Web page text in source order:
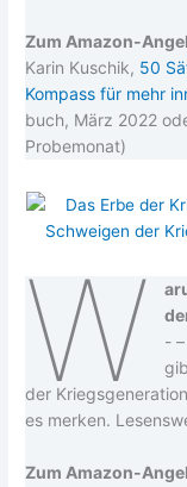
Zum Ama­zon-
Karin Kuschik, 50
Kom­pass für mehr
buch, März 2022
Probemonat)
W
-
der
es mer­ken.
Zum Ama­zon-